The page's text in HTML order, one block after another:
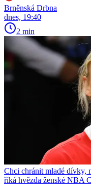
Brněnská Drbna
dnes, 19:40
2 min
Chci chránit mladé dívky,
říká hvězda ženské NBA